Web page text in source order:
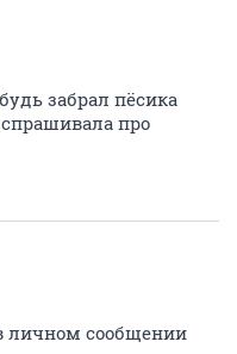
забрал пёсика
про
личном сообщении